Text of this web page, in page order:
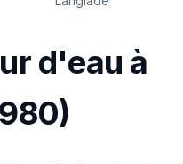
d'eau à